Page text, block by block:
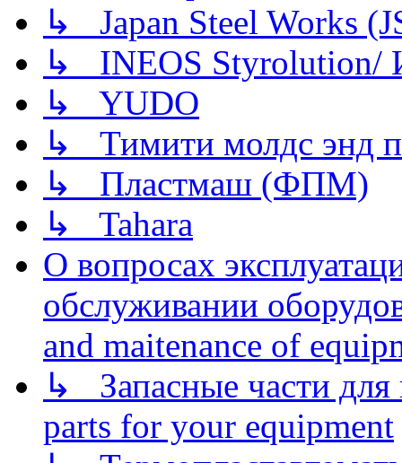
↳ Japan Steel Works
↳ INEOS
↳ YUDO
↳ Тимити молдс энд
↳ Пластмаш (ФПМ)
↳ Tahara
О вопросах
обслуживании
and maitenance of
↳ Запасные части для
parts for your equipment